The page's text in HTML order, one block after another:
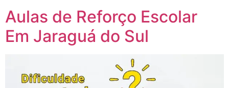
Aulas de Reforço Escolar
Em Jaraguá do Sul